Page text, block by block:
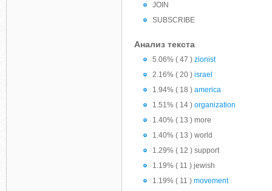
JOIN
SUBSCRIBE
Анализ текста
5.06% ( 47 ) zionist
2.16% ( 20 ) israel
1.94% ( 18 ) america
1.51% ( 14 ) organization
1.40% ( 13 ) more
1.40% ( 13 ) world
1.29% ( 12 ) support
1.19% ( 11 ) jewish
1.19% ( 11 ) movement